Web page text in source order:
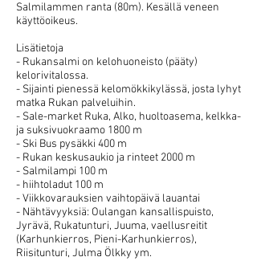
Salmilammen ranta (80m). Kesällä veneen
käyttöoikeus.
Lisätietoja
- Rukansalmi on kelohuoneisto (pääty)
kelorivitalossa.
- Sijainti pienessä kelomökkikylässä, josta lyhyt
matka Rukan palveluihin.
- Sale-market Ruka, Alko, huoltoasema, kelkka-
ja suksivuokraamo 1800 m
- Ski Bus pysäkki 400 m
- Rukan keskusaukio ja rinteet 2000 m
- Salmilampi 100 m
- hiihtoladut 100 m
- Viikkovarauksien vaihtopäivä lauantai
- Nähtävyyksiä: Oulangan kansallispuisto,
Jyrävä, Rukatunturi, Juuma, vaellusreitit
(Karhunkierros, Pieni-Karhunkierros),
Riisitunturi, Julma Ölkky ym.